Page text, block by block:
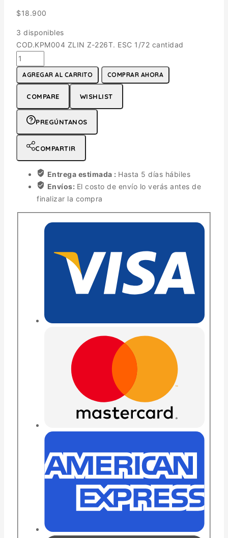
$18.900
3 disponibles
COD.KPM004 ZLIN Z-226T. ESC 1/72 cantidad
AGREGAR AL CARRITO COMPRAR AHORA
COMPARE WISHLIST
PREGÚNTANOS
COMPARTIR
Entrega estimada : Hasta 5 días hábiles
Envíos: El costo de envío lo verás antes de
finalizar la compra